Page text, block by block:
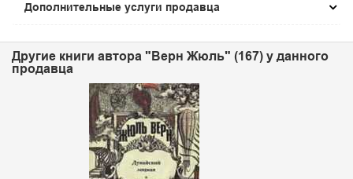
Дополнительные услуги продавца
Другие книги автора "Верн Жюль" (167) у данного
продавца